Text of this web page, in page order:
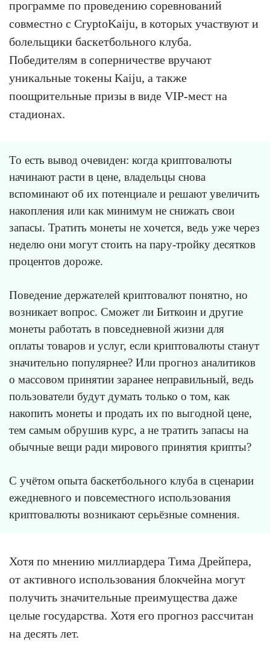
программе по проведению соревнований
совместно с CryptoKaiju, в которых участвуют и
болельщики баскетбольного клуба.
Победителям в соперничестве вручают
уникальные токены Kaiju, а также
поощрительные призы в виде VIP-мест на
стадионах.
То есть вывод очевиден: когда криптовалюты
начинают расти в цене, владельцы снова
вспоминают об их потенциале и решают увеличить
накопления или как минимум не снижать свои
запасы. Тратить монеты не хочется, ведь уже через
неделю они могут стоить на пару-тройку десятков
процентов дороже.
Поведение держателей криптовалют понятно, но
возникает вопрос. Сможет ли Биткоин и другие
монеты работать в повседневной жизни для
оплаты товаров и услуг, если криптовалюты станут
значительно популярнее? Или прогноз аналитиков
о массовом принятии заранее неправильный, ведь
пользователи будут думать только о том, как
накопить монеты и продать их по выгодной цене,
тем самым обрушив курс, а не тратить запасы на
обычные вещи ради мирового принятия крипты?
С учётом опыта баскетбольного клуба в сценарии
ежедневного и повсеместного использования
криптовалюты возникают серьёзные сомнения.
Хотя по мнению миллиардера Тима Дрейпера,
от активного использования блокчейна могут
получить значительные преимущества даже
целые государства. Хотя его прогноз рассчитан
на десять лет.